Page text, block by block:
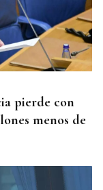
pierde con
menos de